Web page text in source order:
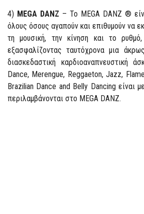
4) MEGA DANZ – Το MEGA DANZ ®
όλους όσους αγαπούν και επιθυμούν να
τη μουσική, την κίνηση και το
εξασφαλίζοντας ταυτόχρονα μια
διασκεδαστική καρδιοαναπνευστική
Dance, Merengue, Reggaeton, Jazz,
Brazilian Dance and Belly Dancing είναι
περιλαμβάνονται στο MEGA DANZ.